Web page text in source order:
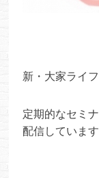
新・大家ライフ
定期的なセミ
配信しています